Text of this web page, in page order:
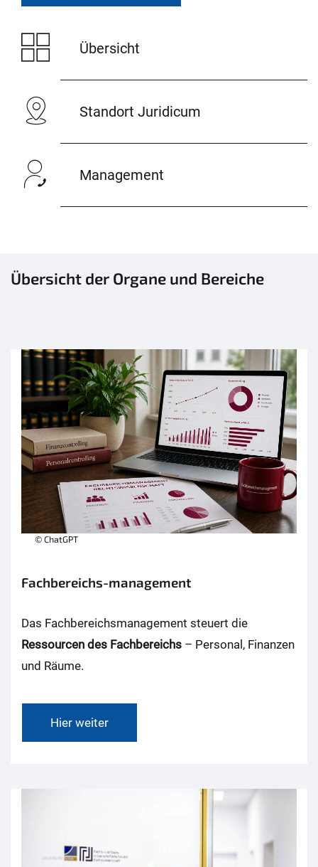
Übersicht
Standort Juridicum
Management
Übersicht der Organe und Bereiche
© ChatGPT
Fachbereichs-management
Das Fachbereichsmanagement steuert die
Ressourcen des Fachbereichs – Personal, Finanzen
und Räume.
Hier weiter